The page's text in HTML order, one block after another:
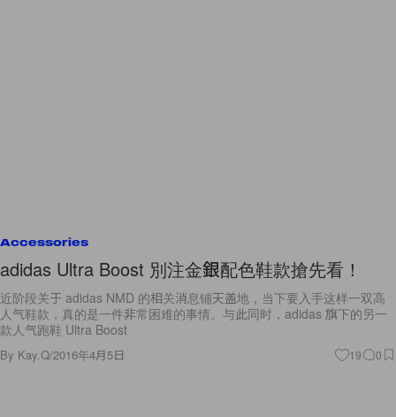
Accessories
adidas Ultra Boost 別注金銀配色鞋款搶先看！
近阶段关于 adidas NMD 的相关消息铺天盖地，当下要入手这样一双高
人气鞋款，真的是一件非常困难的事情。与此同时，adidas 旗下的另一
款人气跑鞋 Ultra Boost
By Kay.Q/2016年4月5日 19 0